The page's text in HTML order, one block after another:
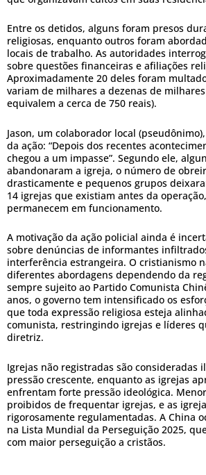
Entre os detidos, alguns foram presos
religiosas, enquanto outros foram
locais de trabalho. As autoridades
sobre questões financeiras e afiliações
Aproximadamente 20 deles foram
variam de milhares a dezenas de
equivalem a cerca de 750 reais).
Jason, um colaborador local
da ação: “Depois dos recentes
chegou a um impasse”. Segundo ele,
abandonaram a igreja, o número de
drasticamente e pequenos grupos
14 igrejas que existiam antes da
permanecem em funcionamento.
A motivação da ação policial ainda é
sobre denúncias de informantes
interferência estrangeira. O cristianismo
diferentes abordagens dependendo da
sempre sujeito ao Partido Comunista
anos, o governo tem intensificado os
que toda expressão religiosa esteja
comunista, restringindo igrejas e líderes
diretriz.
Igrejas não registradas são consideradas
pressão crescente, enquanto as igrejas
enfrentam forte pressão ideológica.
proibidos de frequentar igrejas, e as
rigorosamente regulamentadas. A China
na Lista Mundial da Perseguição 2025,
com maior perseguição a cristãos.